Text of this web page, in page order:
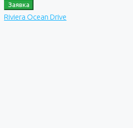
Заявка
Riviera Ocean Drive